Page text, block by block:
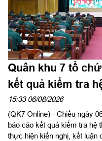
Quân khu 7 tổ
kết quả kiểm tra
bộ
15:33 06/08/2026
(QK7 Online) - Chiều ngày
báo cáo kết quả kiểm tra hệ
thực hiện kiến nghị, kết luận